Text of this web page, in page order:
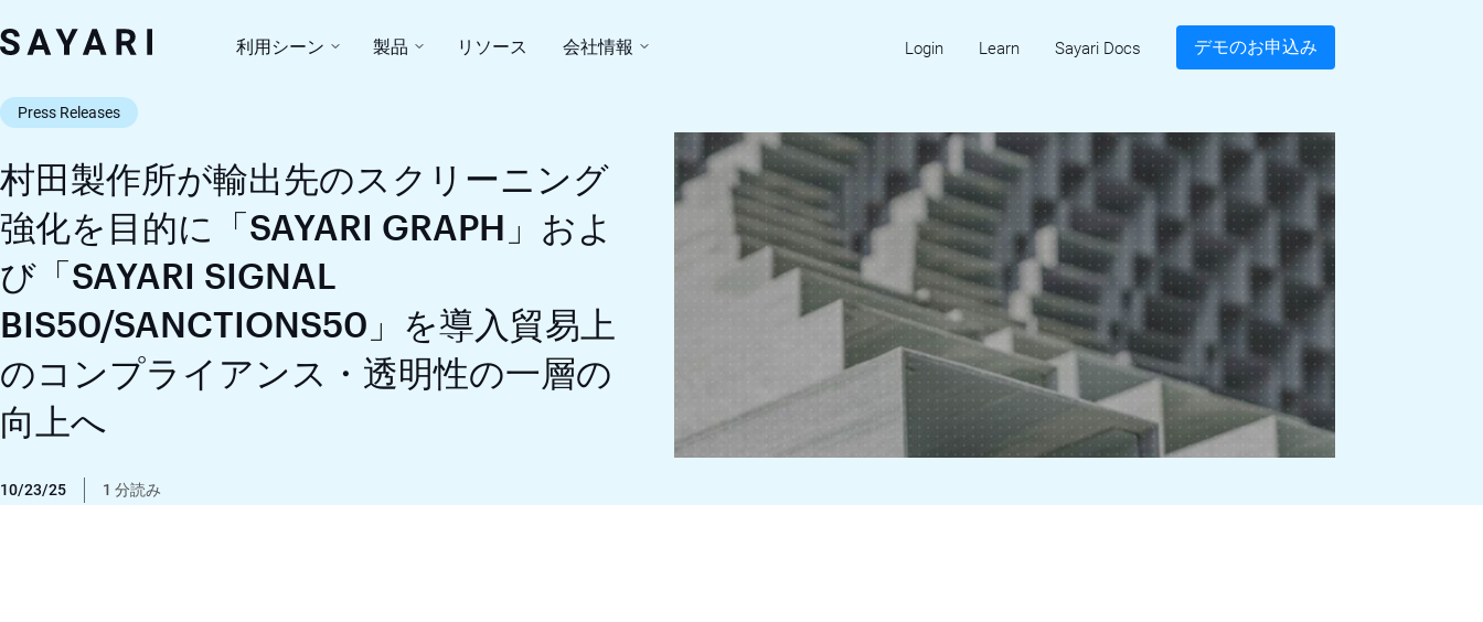
to
利用シーン 製品 リソース 会社情報 Login Learn Sayari Docs デモのお申込み
Press Releases
村田製作所が輸出先のスクリーニング
強化を目的に「SAYARI GRAPH」およ
び「SAYARI SIGNAL
BIS50/SANCTIONS50」を導入貿易上
のコンプライアンス・透明性の一層の
向上へ
10/23/25 1 分読み